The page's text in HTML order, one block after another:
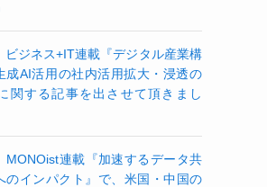
ビジネス+IT連載『デジタル産業構
成AI活用の社内活用拡大・浸透の
関する記事を出させて頂きまし
MONOist連載『加速するデータ共
のインパクト』で、米国・中国の